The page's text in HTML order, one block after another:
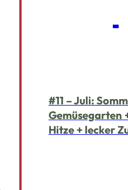
#11 – Juli:
Gemüsegarten
Hitze + lecker